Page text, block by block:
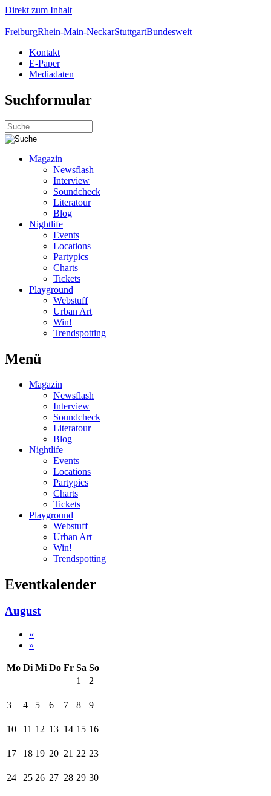
Direkt zum Inhalt
FreiburgRhein-Main-NeckarStuttgartBundesweit
Kontakt
E-Paper
Mediadaten
Suchformular
Magazin
Newsflash
Interview
Soundcheck
Literatour
Blog
Nightlife
Events
Locations
Partypics
Charts
Tickets
Playground
Webstuff
Urban Art
Win!
Trendspotting
Menü
Magazin
Newsflash
Interview
Soundcheck
Literatour
Blog
Nightlife
Events
Locations
Partypics
Charts
Tickets
Playground
Webstuff
Urban Art
Win!
Trendspotting
Eventkalender
August
«
»
Mo Di Mi Do Fr Sa So
1
2
3 4 5 6 7 8 9
10 11 12 13 14 15 16
17 18 19 20 21 22 23
24 25 26 27 28 29 30